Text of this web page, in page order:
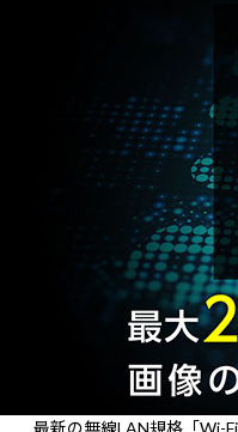
最新の無線LAN規格「Wi-